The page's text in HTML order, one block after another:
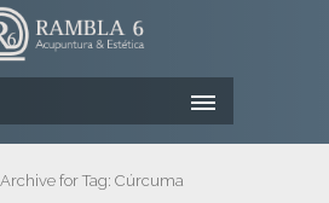
Archive for Tag: Cúrcuma